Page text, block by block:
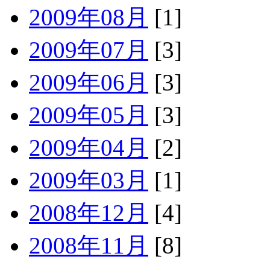
2009年08月 [1]
2009年07月 [3]
2009年06月 [3]
2009年05月 [3]
2009年04月 [2]
2009年03月 [1]
2008年12月 [4]
2008年11月 [8]